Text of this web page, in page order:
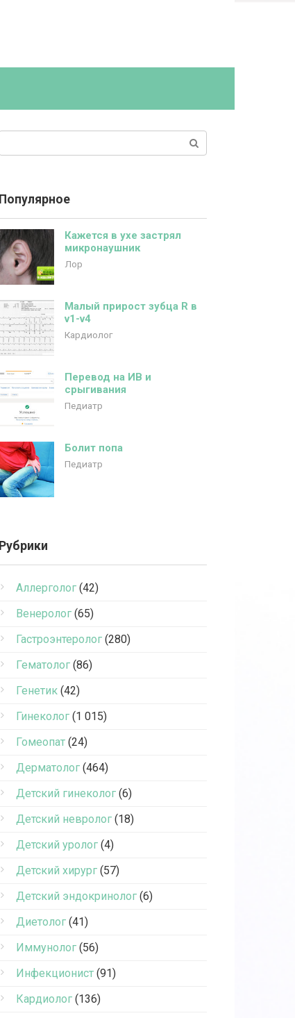
Популярное
Кажется в ухе застрял
микронаушник
Лор
Малый прирост зубца R в
v1-v4
Кардиолог
Перевод на ИВ и
срыгивания
Педиатр
Болит попа
Педиатр
Рубрики
Аллерголог (42)
Венеролог (65)
Гастроэнтеролог (280)
Гематолог (86)
Генетик (42)
Гинеколог (1 015)
Гомеопат (24)
Дерматолог (464)
Детский гинеколог (6)
Детский невролог (18)
Детский уролог (4)
Детский хирург (57)
Детский эндокринолог (6)
Диетолог (41)
Иммунолог (56)
Инфекционист (91)
Кардиолог (136)